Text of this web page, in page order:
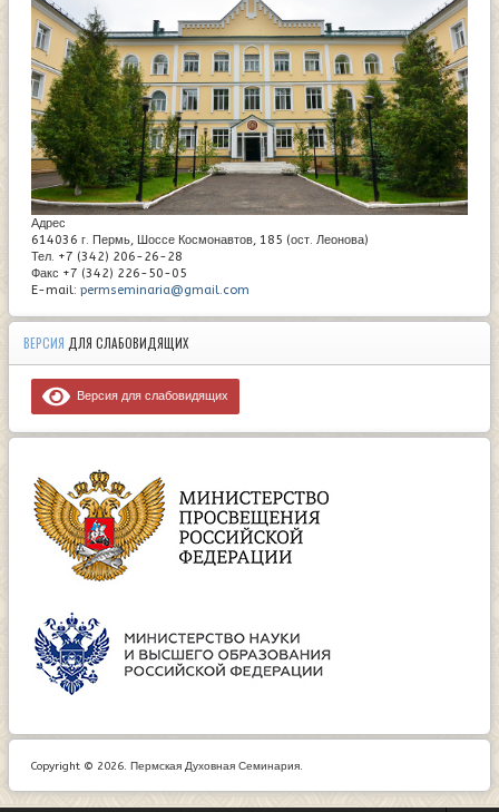
Адрес
614036 г. Пермь, Шоссе Космонавтов, 185 (ост. Леонова)
Тел. +7 (342) 206-26-28
Факс +7 (342) 226-50-05
E-mail: permseminaria@gmail.com
ВЕРСИЯ ДЛЯ СЛАБОВИДЯЩИХ
Версия для слабовидящих
Copyright © 2026. Пермская Духовная Семинария.